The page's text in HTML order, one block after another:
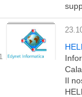
Il